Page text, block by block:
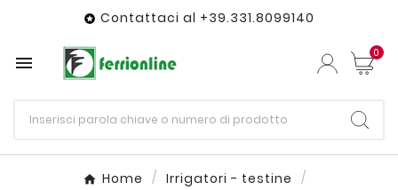
 Contattaci al +39.331.8099140
 0
Home
Irrigatori - testine